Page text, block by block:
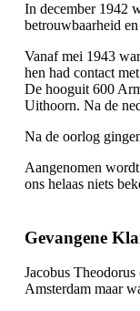
In december 1942
betrouwbaarheid
Vanaf mei 1943
hen had contact
De hooguit 600
Uithoorn. Na de
Na de oorlog
Aangenomen
ons helaas niets
Gevangene
Jacobus
Amsterdam maar